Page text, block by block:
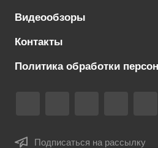
Видеообзоры
Контакты
Политика обработки
Подписаться на рассылку